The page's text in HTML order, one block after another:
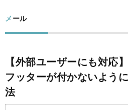
メール
【外部ユーザーにも対応
フッターが付かないよう
法